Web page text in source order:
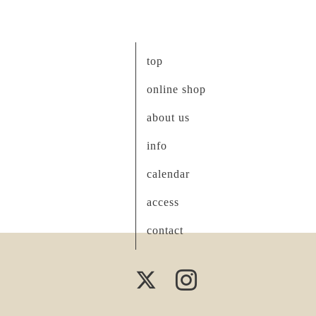
top
online shop
about us
info
calendar
access
contact